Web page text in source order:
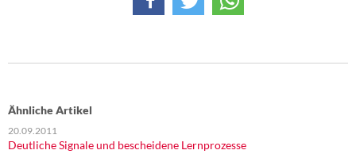
Rosa-Luxemburg-Stiftung
Ähnliche Artikel
20.09.2011
Deutliche Signale und bescheidene Lernprozesse